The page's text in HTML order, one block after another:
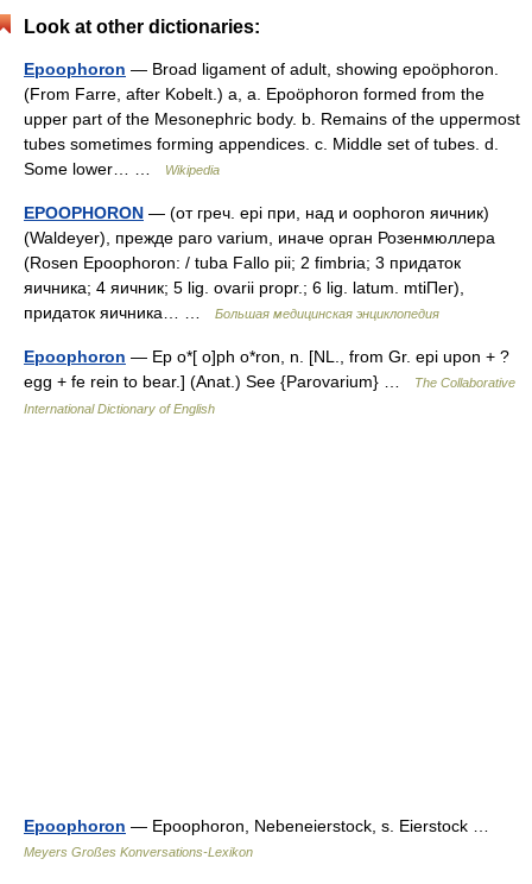
Look at other dictionaries:
Epoophoron — Broad ligament of adult, showing epoöphoron.
(From Farre, after Kobelt.) a, a. Epoöphoron formed from the
upper part of the Mesonephric body. b. Remains of the uppermost
tubes sometimes forming appendices. c. Middle set of tubes. d.
Some lower… …
Wikipedia
EPOOPHORON — (от греч. epi при, над и oophoron яичник)
(Waldeyer), прежде раго varium, иначе орган Розенмюллера
(Rosen Epoophoron: / tuba Fallo pii; 2 fimbria; 3 придаток
яичника; 4 яичник; 5 lig. ovarii propr.; 6 lig. latum. mtiПег),
придаток яичника… …
Большая медицинская энциклопедия
Epoophoron — Ep o*[ o]ph o*ron, n. [NL., from Gr. epi upon + ?
egg + fe rein to bear.] (Anat.) See {Parovarium} …
The Collaborative
International Dictionary of English
Epoophoron — Epoophoron, Nebeneierstock, s. Eierstock …
Meyers Großes Konversations-Lexikon